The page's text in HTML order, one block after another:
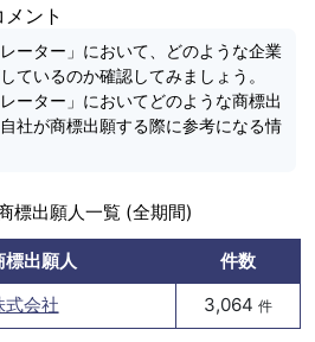
ント
ーター」において、どのような企業
ているのか確認してみましょう。
ーター」においてどのような商標出
社が商標出願する際に参考になる情
標出願人一覧 (全期間)
出願人
件数
式会社
3,064 件